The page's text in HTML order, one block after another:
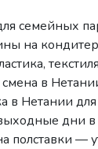
семейных
на
в
в Нетании
дни
полставки